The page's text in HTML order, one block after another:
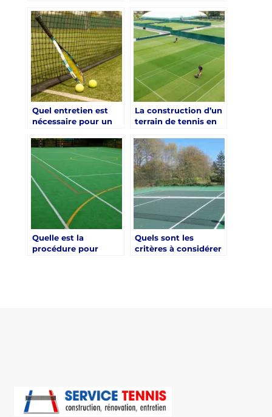
est un Atout pour
Attirer des Talents
dans les Cliniques de
Réhabilitation
les Coûts
d’Exploitation
Estimés pour les
Cliniques de
Réhabilitation
Quel entretien est
nécessaire pour un
gazon synthétique à
Toulon ?
La construction d’un
terrain de tennis en
Toulon est-elle
adaptée pour les
tournois
professionnels ?
Quelle est la
procédure pour
Quels sont les
critères à considérer